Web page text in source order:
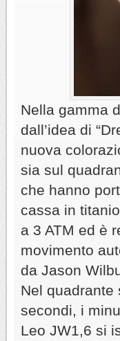
Nella gamma
dall’idea di
nuova
sia sul
che hanno
cassa in
a 3 ATM ed è
movimento
da Jason
Nel quadrante
secondi, i
Leo JW1,6 si